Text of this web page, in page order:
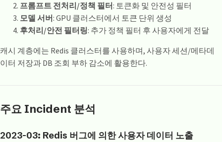
프롬프트 전처리/정책 필터: 토큰화 및 안전성 필터
모델 서버: GPU 클러스터에서 토큰 단위 생성
후처리/안전 필터링: 추가 정책 필터 후 사용자에게 전달
캐시 계층에는 Redis 클러스터를 사용하며, 사용자 세션/메타데
이터 저장과 DB 조회 부하 감소에 활용한다.
주요 Incident 분석
2023-03: Redis 버그에 의한 사용자 데이터 노출